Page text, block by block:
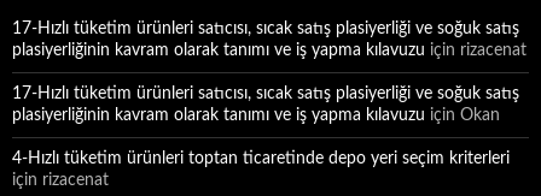
17-Hızlı tüketim ürünleri satıcısı, sıcak satış plasiyerliği ve soğuk satış
plasiyerliğinin kavram olarak tanımı ve iş yapma kılavuzu için rizacenat
17-Hızlı tüketim ürünleri satıcısı, sıcak satış plasiyerliği ve soğuk satış
plasiyerliğinin kavram olarak tanımı ve iş yapma kılavuzu için Okan
4-Hızlı tüketim ürünleri toptan ticaretinde depo yeri seçim kriterleri
için rizacenat